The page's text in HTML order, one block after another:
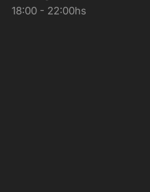
18:00 - 22:00hs